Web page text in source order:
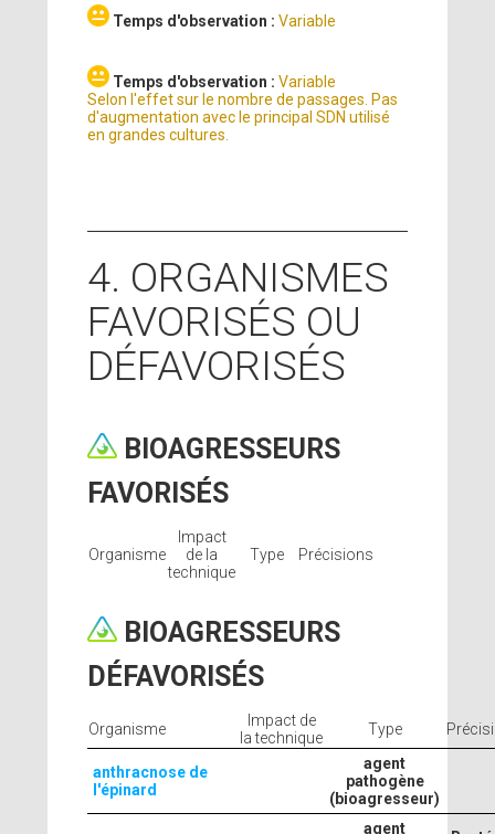
Temps d'observation :Variable
Temps d'observation :Variable
Selon l'effet sur le nombre de passages. Pas
d'augmentation avec le principal SDN utilisé
en grandes cultures.
4. ORGANISMES
FAVORISÉS OU
DÉFAVORISÉS
BIOAGRESSEURS
FAVORISÉS
Organisme
Impact
de la
technique
Type Précisions
BIOAGRESSEURS
DÉFAVORISÉS
Organisme
Impact de
la technique
Type
anthracnose de
l'épinard
agent
pathogène
(bioagresseur)
agent